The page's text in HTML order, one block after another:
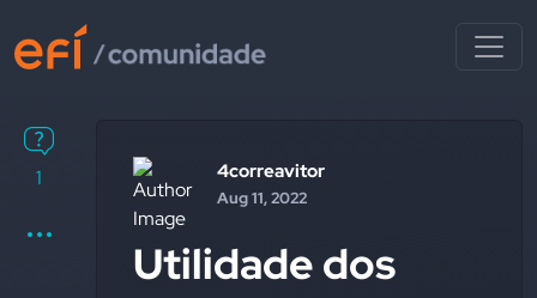
1 4correavitor
Aug 11, 2022
Utilidade dos